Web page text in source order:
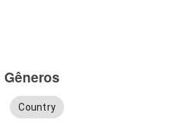
Gêneros
Country